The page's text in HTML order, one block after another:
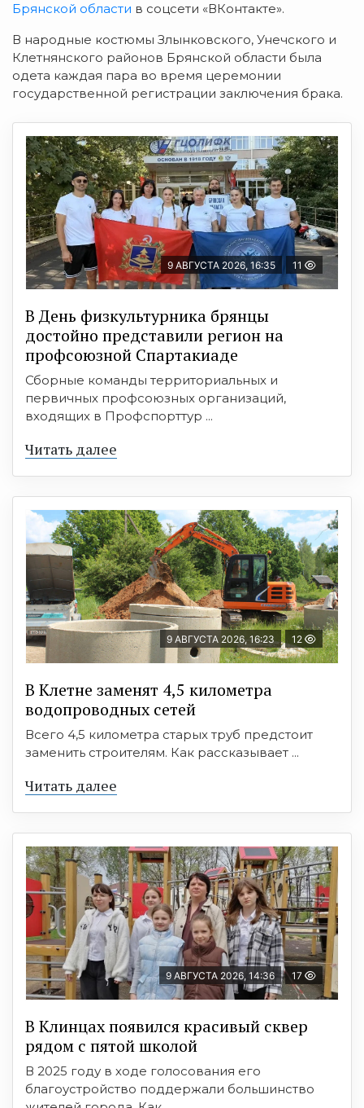
Брянской области в соцсети «ВКонтакте».
В народные костюмы Злынковского, Унечского и
Клетнянского районов Брянской области была
одета каждая пара во время церемонии
государственной регистрации заключения брака.
9 АВГУСТА 2026, 16:35 11
В День физкультурника брянцы
достойно представили регион на
профсоюзной Спартакиаде
Сборные команды территориальных и
первичных профсоюзных организаций,
входящих в Профспорттур ...
Читать далее
9 АВГУСТА 2026, 16:23 12
В Клетне заменят 4,5 километра
водопроводных сетей
Всего 4,5 километра старых труб предстоит
заменить строителям. Как рассказывает ...
Читать далее
9 АВГУСТА 2026, 14:36 17
В Клинцах появился красивый сквер
рядом с пятой школой
В 2025 году в ходе голосования его
благоустройство поддержали большинство